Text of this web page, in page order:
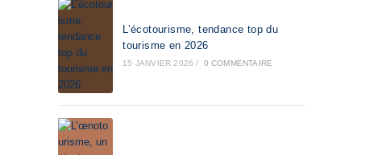
L’écotourisme, tendance top du
tourisme en 2026
15 JANVIER 2026 / 0 COMMENTAIRE